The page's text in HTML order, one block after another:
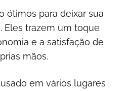
ótimos para deixar sua
Eles trazem um toque
e a satisfação de
mãos.
em vários lugares